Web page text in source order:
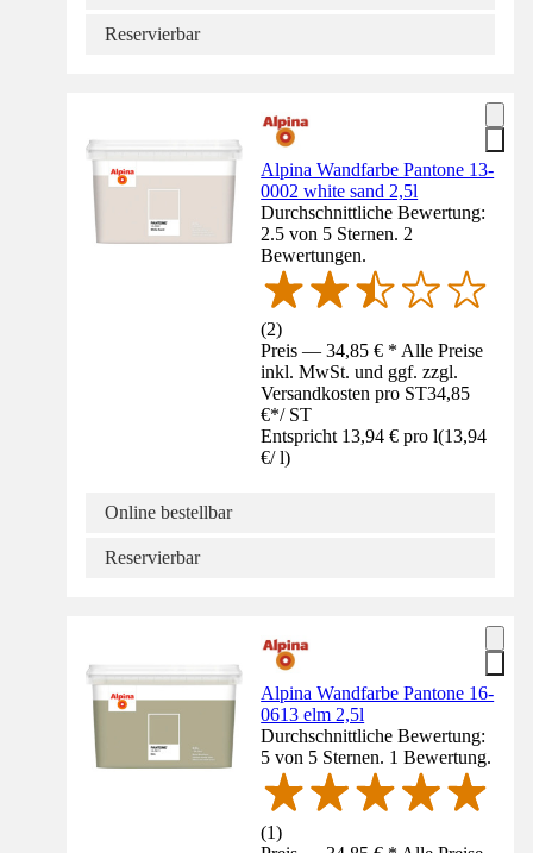
Reservierbar
Alpina Wandfarbe Pantone 13-
0002 white sand 2,5l
Durchschnittliche Bewertung:
2.5 von 5 Sternen. 2
Bewertungen.
(2)
Preis — 34,85 € * Alle Preise
inkl. MwSt. und ggf. zzgl.
Versandkosten pro ST34,85
€*/ ST
Entspricht 13,94 € pro l(13,94
€/ l)
Online bestellbar
Reservierbar
Alpina Wandfarbe Pantone 16-
0613 elm 2,5l
Durchschnittliche Bewertung:
5 von 5 Sternen. 1 Bewertung.
(1)